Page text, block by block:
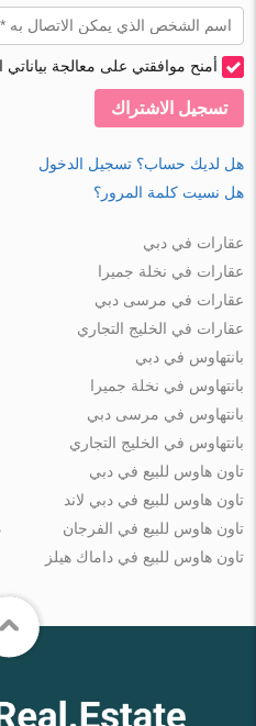
أمنح موافقتي على معالجة
تسجيل الاشتراك
هل لديك حساب؟ تسجيل الدخول
هل نسيت كلمة المرور؟
عقارات في دبي
عقارات في نخلة جميرا
عقارات في مرسى دبي
عقارات في الخليج التجاري
بانتهاوس في دبي
بانتهاوس في نخلة جميرا
بانتهاوس في مرسى دبي
بانتهاوس في الخليج التجاري
تاون هاوس للبيع في دبي
تاون هاوس للبيع في دبي لاند
تاون هاوس للبيع في الفرجان
تاون هاوس للبيع في داماك هيلز